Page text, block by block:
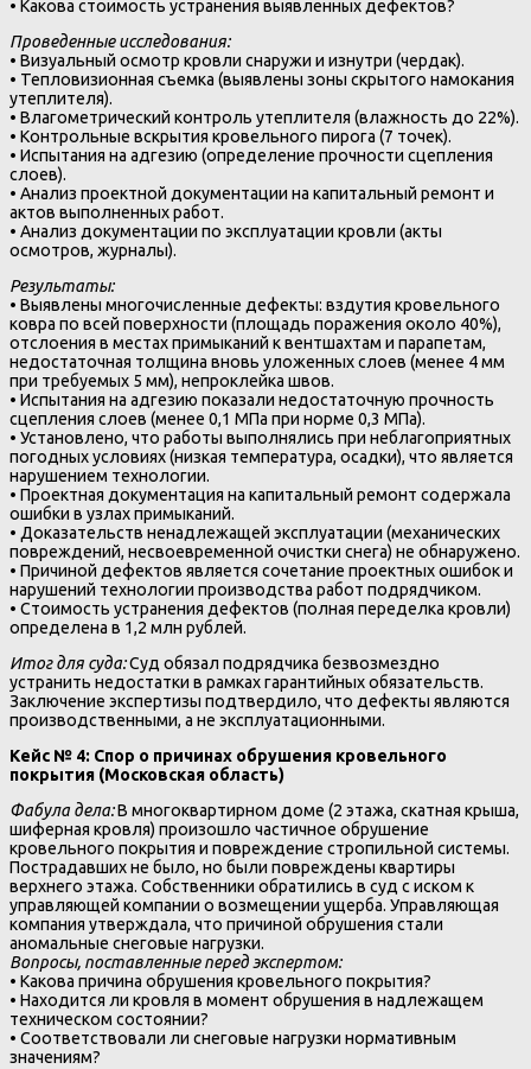
• Какова стоимость устранения выявленных дефектов?
Проведенные исследования:
• Визуальный осмотр кровли снаружи и изнутри (чердак).
• Тепловизионная съемка (выявлены зоны скрытого намокания
утеплителя).
• Влагометрический контроль утеплителя (влажность до 22%).
• Контрольные вскрытия кровельного пирога (7 точек).
• Испытания на адгезию (определение прочности сцепления
слоев).
• Анализ проектной документации на капитальный ремонт и
актов выполненных работ.
• Анализ документации по эксплуатации кровли (акты
осмотров, журналы).
Результаты:
• Выявлены многочисленные дефекты: вздутия кровельного
ковра по всей поверхности (площадь поражения около 40%),
отслоения в местах примыканий к вентшахтам и парапетам,
недостаточная толщина вновь уложенных слоев (менее 4 мм
при требуемых 5 мм), непроклейка швов.
• Испытания на адгезию показали недостаточную прочность
сцепления слоев (менее 0,1 МПа при норме 0,3 МПа).
• Установлено, что работы выполнялись при неблагоприятных
погодных условиях (низкая температура, осадки), что является
нарушением технологии.
• Проектная документация на капитальный ремонт содержала
ошибки в узлах примыканий.
• Доказательств ненадлежащей эксплуатации (механических
повреждений, несвоевременной очистки снега) не обнаружено.
• Причиной дефектов является сочетание проектных ошибок и
нарушений технологии производства работ подрядчиком.
• Стоимость устранения дефектов (полная переделка кровли)
определена в 1,2 млн рублей.
Итог для суда:Суд обязал подрядчика безвозмездно
устранить недостатки в рамках гарантийных обязательств.
Заключение экспертизы подтвердило, что дефекты являются
производственными, а не эксплуатационными.
Кейс № 4: Спор о причинах обрушения кровельного
покрытия (Московская область)
Фабула дела:В многоквартирном доме (2 этажа, скатная крыша,
шиферная кровля) произошло частичное обрушение
кровельного покрытия и повреждение стропильной системы.
Пострадавших не было, но были повреждены квартиры
верхнего этажа. Собственники обратились в суд с иском к
управляющей компании о возмещении ущерба. Управляющая
компания утверждала, что причиной обрушения стали
аномальные снеговые нагрузки.
Вопросы, поставленные перед экспертом:
• Какова причина обрушения кровельного покрытия?
• Находится ли кровля в момент обрушения в надлежащем
техническом состоянии?
• Соответствовали ли снеговые нагрузки нормативным
значениям?